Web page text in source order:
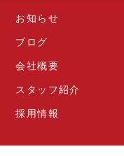
お知らせ
ブログ
会社概要
スタッフ紹介
採用情報